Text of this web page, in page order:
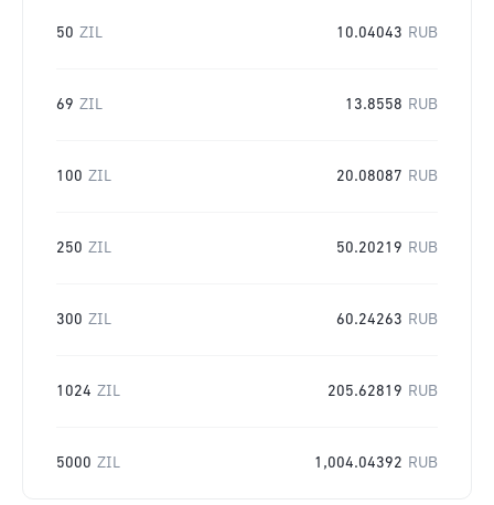
50 ZIL 10.04043 RUB
69 ZIL 13.8558 RUB
100 ZIL 20.08087 RUB
250 ZIL 50.20219 RUB
300 ZIL 60.24263 RUB
1024 ZIL 205.62819 RUB
5000 ZIL 1,004.04392 RUB